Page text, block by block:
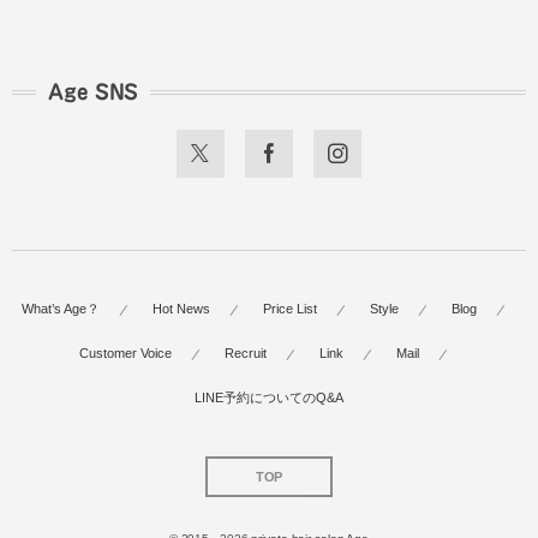
Age SNS
What’s Age？ Hot News Price List Style Blog
Customer Voice Recruit Link Mail
LINE予約についてのQ&A
TOP